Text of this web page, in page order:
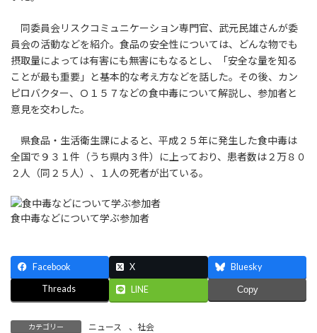
同委員会リスクコミュニケーション専門官、武元民雄さんが委
員会の活動などを紹介。食品の安全性については、どんな物でも
摂取量によっては有害にも無害にもなるとし、「安全な量を知る
ことが最も重要」と基本的な考え方などを話した。その後、カン
ピロバクター、Ｏ１５７などの食中毒について解説し、参加者と
意見を交わした。
県食品・生活衛生課によると、平成２５年に発生した食中毒は
全国で９３１件（うち県内３件）に上っており、患者数は２万８０
２人（同２５人）、１人の死者が出ている。
食中毒などについて学ぶ参加者
Facebook X Bluesky
Threads LINE Copy
カテゴリー ニュース 、 社会